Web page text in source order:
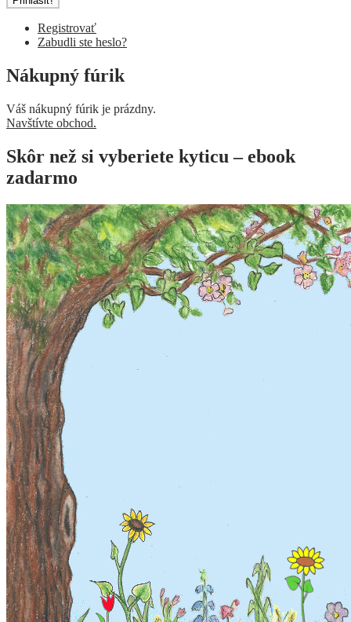
Registrovať
Zabudli ste heslo?
Nákupný fúrik
Váš nákupný fúrik je prázdny.
Navštívte obchod.
Skôr než si vyberiete kyticu – ebook
zadarmo